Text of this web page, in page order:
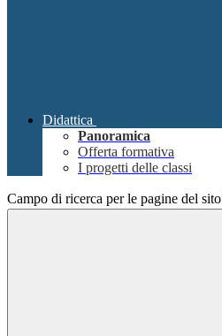
Didattica
Panoramica
Offerta formativa
I progetti delle classi
Campo di ricerca per le pagine del sito